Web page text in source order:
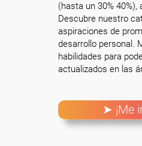
(hasta un 30%
Descubre nuestro
aspiraciones de
desarrollo personal.
habilidades para
actualizados en las
➤ ¡Me